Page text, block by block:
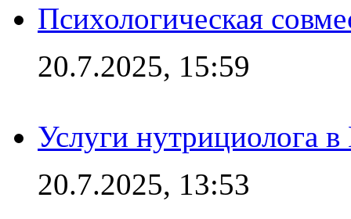
Психологическая
20.7.2025, 15:59
Услуги нутрициолога
20.7.2025, 13:53